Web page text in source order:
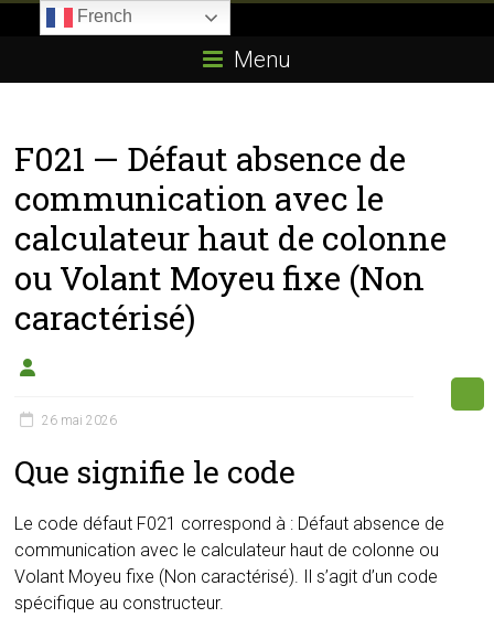
E85.com
passion
boîtier
éthanol
Menu
F021 — Défaut absence de
communication avec le
calculateur haut de colonne
ou Volant Moyeu fixe (Non
caractérisé)
26 mai 2026
Que signifie le code
Le code défaut F021 correspond à : Défaut absence de
communication avec le calculateur haut de colonne ou
Volant Moyeu fixe (Non caractérisé). Il s’agit d’un code
spécifique au constructeur.
French